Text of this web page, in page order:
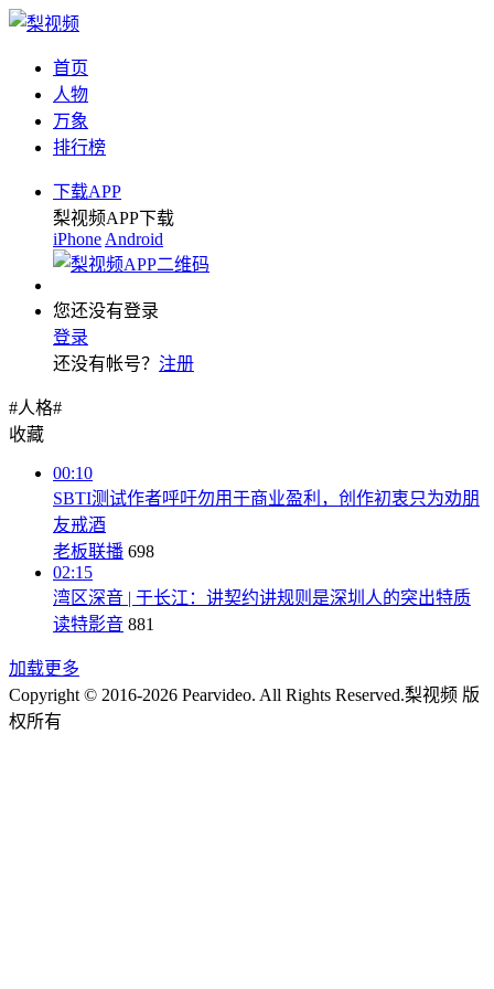
首页
人物
万象
排行榜
下载APP
梨视频APP下载
iPhone Android
您还没有登录
登录
还没有帐号？ 注册
#人格#
收藏
00:10
SBTI测试作者呼吁勿用于商业盈利，创作初衷只为劝朋
友戒酒
老板联播 698
02:15
湾区深音 | 于长江：讲契约讲规则是深圳人的突出特质
读特影音 881
加载更多
Copyright © 2016-2026 Pearvideo. All Rights Reserved.梨视频 版
权所有